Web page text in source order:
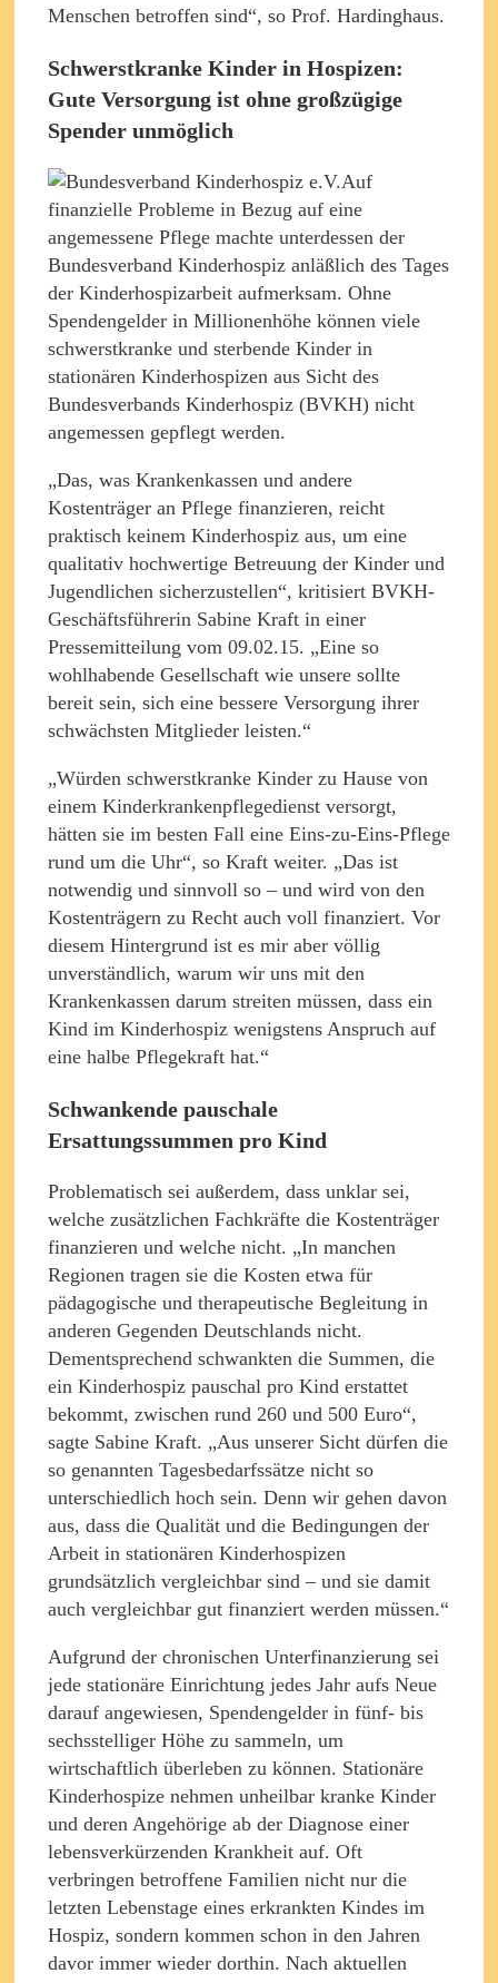
Menschen betroffen sind“, so Prof. Hardinghaus.
Schwerstkranke Kinder in Hospizen:
Gute Versorgung ist ohne großzügige
Spender unmöglich
Auf
finanzielle Probleme in Bezug auf eine
angemessene Pflege machte unterdessen der
Bundesverband Kinderhospiz anläßlich des Tages
der Kinderhospizarbeit aufmerksam. Ohne
Spendengelder in Millionenhöhe können viele
schwerstkranke und sterbende Kinder in
stationären Kinderhospizen aus Sicht des
Bundesverbands Kinderhospiz (BVKH) nicht
angemessen gepflegt werden.
„Das, was Krankenkassen und andere
Kostenträger an Pflege finanzieren, reicht
praktisch keinem Kinderhospiz aus, um eine
qualitativ hochwertige Betreuung der Kinder und
Jugendlichen sicherzustellen“, kritisiert BVKH-
Geschäftsführerin Sabine Kraft in einer
Pressemitteilung vom 09.02.15. „Eine so
wohlhabende Gesellschaft wie unsere sollte
bereit sein, sich eine bessere Versorgung ihrer
schwächsten Mitglieder leisten.“
„Würden schwerstkranke Kinder zu Hause von
einem Kinderkrankenpflegedienst versorgt,
hätten sie im besten Fall eine Eins-zu-Eins-Pflege
rund um die Uhr“, so Kraft weiter. „Das ist
notwendig und sinnvoll so – und wird von den
Kostenträgern zu Recht auch voll finanziert. Vor
diesem Hintergrund ist es mir aber völlig
unverständlich, warum wir uns mit den
Krankenkassen darum streiten müssen, dass ein
Kind im Kinderhospiz wenigstens Anspruch auf
eine halbe Pflegekraft hat.“
Schwankende pauschale
Ersattungssummen pro Kind
Problematisch sei außerdem, dass unklar sei,
welche zusätzlichen Fachkräfte die Kostenträger
finanzieren und welche nicht. „In manchen
Regionen tragen sie die Kosten etwa für
pädagogische und therapeutische Begleitung in
anderen Gegenden Deutschlands nicht.
Dementsprechend schwankten die Summen, die
ein Kinderhospiz pauschal pro Kind erstattet
bekommt, zwischen rund 260 und 500 Euro“,
sagte Sabine Kraft. „Aus unserer Sicht dürfen die
so genannten Tagesbedarfssätze nicht so
unterschiedlich hoch sein. Denn wir gehen davon
aus, dass die Qualität und die Bedingungen der
Arbeit in stationären Kinderhospizen
grundsätzlich vergleichbar sind – und sie damit
auch vergleichbar gut finanziert werden müssen.“
Aufgrund der chronischen Unterfinanzierung sei
jede stationäre Einrichtung jedes Jahr aufs Neue
darauf angewiesen, Spendengelder in fünf- bis
sechsstelliger Höhe zu sammeln, um
wirtschaftlich überleben zu können. Stationäre
Kinderhospize nehmen unheilbar kranke Kinder
und deren Angehörige ab der Diagnose einer
lebensverkürzenden Krankheit auf. Oft
verbringen betroffene Familien nicht nur die
letzten Lebenstage eines erkrankten Kindes im
Hospiz, sondern kommen schon in den Jahren
davor immer wieder dorthin. Nach aktuellen